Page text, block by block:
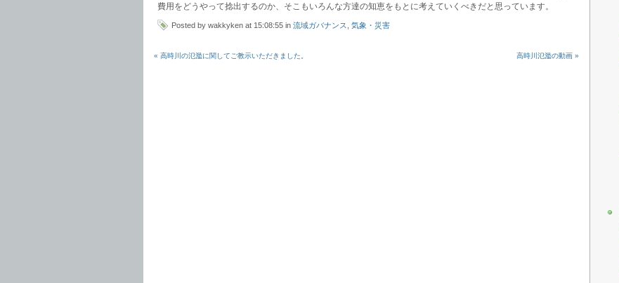
費用をどうやって捻出するのか、そこもいろんな方達の知恵をもとに考えていくべきだと思っています。
Posted by wakkyken at 15:08:55 in 流域ガバナンス 気象・災害
高時川氾濫の動画 »
« 高時川の氾濫に関してご教示いただきました。